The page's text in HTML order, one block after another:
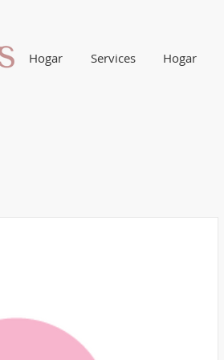
Hogar Services Hogar